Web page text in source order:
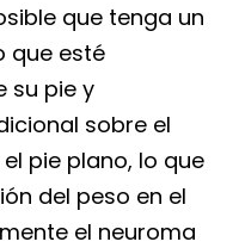
que tenga un
que esté
su pie y
sobre el
pie plano, lo que
del peso en el
el neuroma